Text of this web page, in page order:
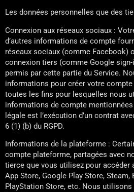
Les données personnelles que des
Connexion aux réseaux sociaux :
d’autres informations de compte
réseaux sociaux (comme Facebook)
connexion tiers (comme Google
permis par cette partie du Service.
informations pour créer votre
toutes les fins pour lesquelles nous
informations de compte
légale est l’exécution d’un contrat
6 (1) (b) du RGPD.
Informations de la plateforme :
compte plateforme, partagées avec
tierce que vous utilisez pour accéder
App Store, Google Play Store, Steam,
PlayStation Store, etc. Nous